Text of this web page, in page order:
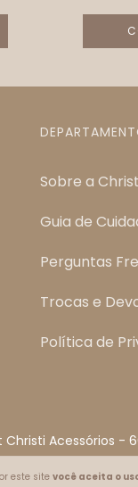
este site você aceita o
Sobre a
Guia de
Perguntas
Trocas e
Política de
Acessórios -